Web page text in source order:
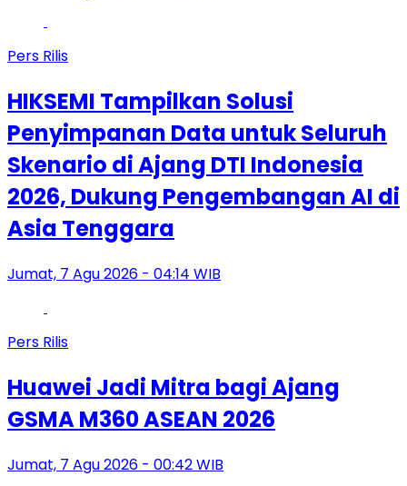
Pers Rilis
HIKSEMI Tampilkan Solusi
Penyimpanan Data untuk Seluruh
Skenario di Ajang DTI Indonesia
2026, Dukung Pengembangan AI di
Asia Tenggara
Jumat, 7 Agu 2026 - 04:14 WIB
Pers Rilis
Huawei Jadi Mitra bagi Ajang
GSMA M360 ASEAN 2026
Jumat, 7 Agu 2026 - 00:42 WIB